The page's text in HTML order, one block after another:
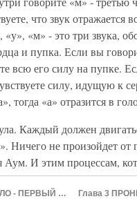
что звук отражается
«м» - это три звука,
и пупка. Если вы
всю его силу на пупке.
силу, идущую к
тогда «а» отразится в
Каждый должен
Ничего не произойдет от
Аум. И этим процессам,
- от «а» к «у» и от
внимание. Глубокое
Глава 1 ТЕЛО - ПЕРВЫЙ ШАГ